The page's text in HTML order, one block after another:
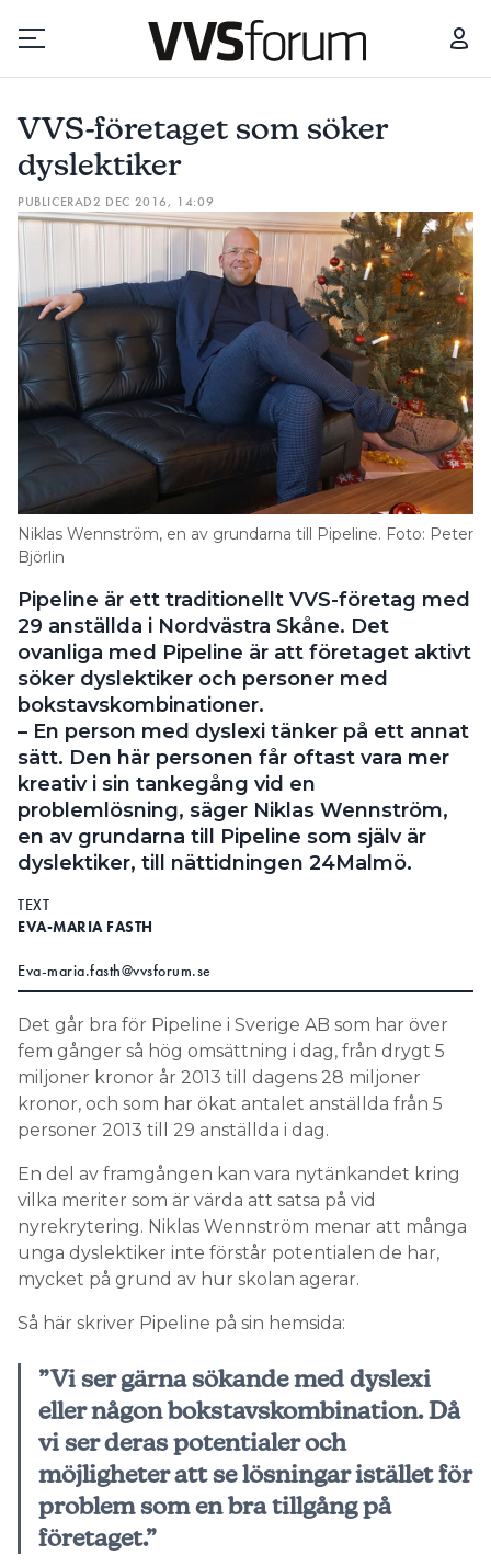
Prenumerera
Hantera prenumeration
Lediga jobb
Annonsera
Läs E-tidningen
Om tidningen
Kontakt
Information om GDPR
Search for:
SEARCH
VVS-företaget som söker
dyslektiker
PUBLICERAD2 DEC 2016, 14:09
Niklas Wennström, en av grundarna till Pipeline. Foto: Peter
Björlin
Pipeline är ett traditionellt VVS-företag med
29 anställda i Nordvästra Skåne. Det
ovanliga med Pipeline är att företaget aktivt
söker dyslektiker och personer med
bokstavskombinationer.
– En person med dyslexi tänker på ett annat
sätt. Den här personen får oftast vara mer
kreativ i sin tankegång vid en
problemlösning, säger Niklas Wennström,
en av grundarna till Pipeline som själv är
dyslektiker, till nättidningen 24Malmö.
TEXT
EVA-MARIA FASTH
Eva-maria.fasth@vvsforum.se
Det går bra för Pipeline i Sverige AB som har över
fem gånger så hög omsättning i dag, från drygt 5
miljoner kronor år 2013 till dagens 28 miljoner
kronor, och som har ökat antalet anställda från 5
personer 2013 till 29 anställda i dag.
En del av framgången kan vara nytänkandet kring
vilka meriter som är värda att satsa på vid
nyrekrytering. Niklas Wennström menar att många
unga dyslektiker inte förstår potentialen de har,
mycket på grund av hur skolan agerar.
Så här skriver Pipeline på sin hemsida:
”Vi ser gärna sökande med dyslexi
eller någon bokstavskombination. Då
vi ser deras potentialer och
möjligheter att se lösningar istället för
problem som en bra tillgång på
företaget.”
VVS-FÖRETAGET SOM SÖKER DYSLEKTIKER